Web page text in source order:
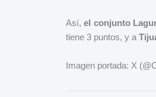
Así,el conjunto
tiene 3 puntos, y a
Imagen portada: X